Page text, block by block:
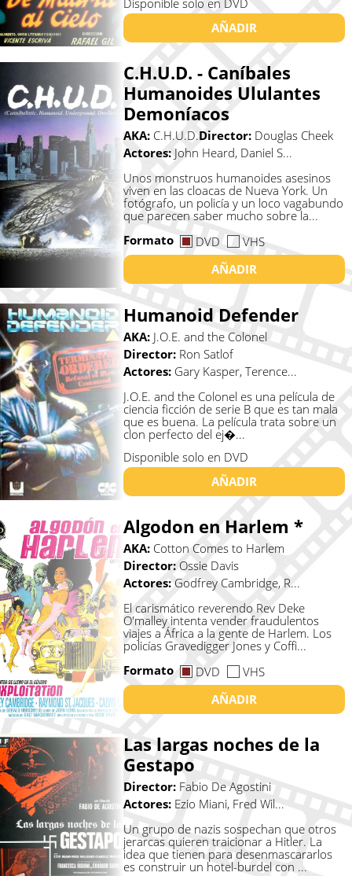
AÑADIR
C.H.U.D. - Caníbales
Humanoides Ululantes
Demoníacos
AKA: C.H.U.D.Director: Douglas Cheek
Actores:John Heard, Daniel S...
Unos monstruos humanoides asesinos
viven en las cloacas de Nueva York. Un
fotógrafo, un policía y un loco vagabundo
que parecen saber mucho sobre la...
Formato
DVD
VHS
AÑADIR
Humanoid Defender
AKA: J.O.E. and the Colonel
Director: Ron Satlof
Actores: Gary Kasper, Terence...
J.O.E. and the Colonel es una película de
ciencia ficción de serie B que es tan mala
que es buena. La película trata sobre un
clon perfecto del ej�...
Disponible solo en DVD
AÑADIR
Algodon en Harlem *
AKA: Cotton Comes to Harlem
Director: Ossie Davis
Actores:Godfrey Cambridge, R...
El carismático reverendo Rev Deke
O'malley intenta vender fraudulentos
viajes a África a la gente de Harlem. Los
policías Gravedigger Jones y Coffi...
Formato
DVD
VHS
AÑADIR
Las largas noches de la
Gestapo
Director: Fabio De Agostini
Actores: Ezio Miani, Fred Wil...
Un grupo de nazis sospechan que otros
jerarcas quieren traicionar a Hitler. La
idea que tienen para desenmascararlos
es construir un hotel-burdel con ...